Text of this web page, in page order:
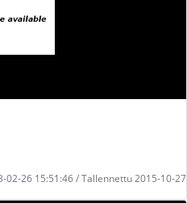
02-26 15:51:46 / Tallennettu 2015-10-27